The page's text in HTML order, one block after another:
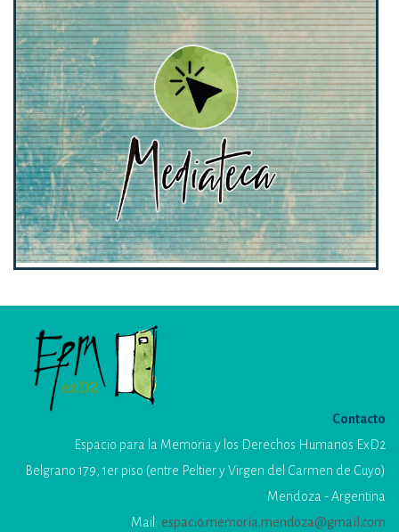
Contacto
Espacio para la Memoria y los Derechos Humanos ExD2
Belgrano 179, 1er piso (entre Peltier y Virgen del Carmen de Cuyo)
Mendoza - Argentina
Mail: espacio.memoria.mendoza@gmail.com